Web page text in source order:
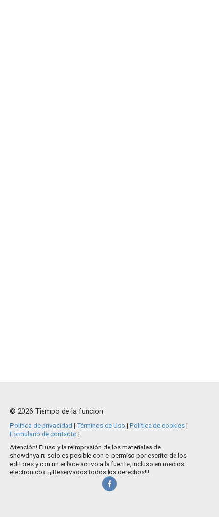
© 2026 Tiempo de la funcion
Política de privacidad | Términos de Uso | Política de cookies|
Formulario de contacto |
Atención! El uso y la reimpresión de los materiales de
showdnya.ru solo es posible con el permiso por escrito de los
editores y con un enlace activo a la fuente, incluso en medios
electrónicos. ¡¡¡Reservados todos los derechos!!!